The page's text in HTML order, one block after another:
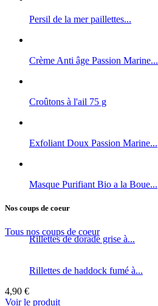
Persil de la mer paillettes...
Crème Anti âge Passion Marine...
Croûtons à l'ail 75 g
Exfoliant Doux Passion Marine...
Masque Purifiant Bio a la Boue...
Nos coups de coeur
Tous nos coups de coeur
Rillettes de dorade grise à...
Rillettes de haddock fumé à...
4,90 €
Voir le produit